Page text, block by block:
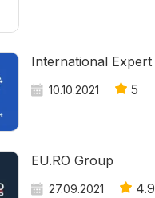
International Expert
10.10.2021 5
EU.RO Group
27.09.2021 4.9